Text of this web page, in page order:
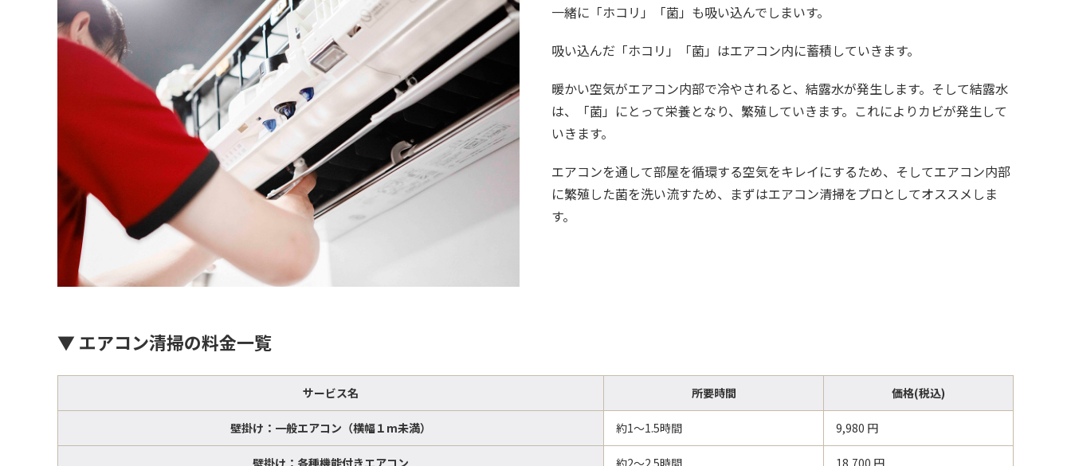
一緒に「ホコリ」「菌」も吸い込んでしまいす。
吸い込んだ「ホコリ」「菌」はエアコン内に蓄積していきます。
暖かい空気がエアコン内部で冷やされると、結露水が発生します。そして結露水
は、「菌」にとって栄養となり、繁殖していきます。これによりカビが発生して
いきます。
エアコンを通して部屋を循環する空気をキレイにするため、そしてエアコン内部
に繁殖した菌を洗い流すため、まずはエアコン清掃をプロとしてオススメしま
す。
▼ エアコン清掃の料金一覧
サービス名 所要時間 価格(税込)
壁掛け：一般エアコン（横幅１m未満） 約1〜1.5時間 9,980 円
壁掛け：各種機能付きエアコン 約2〜2.5時間 18,700 円